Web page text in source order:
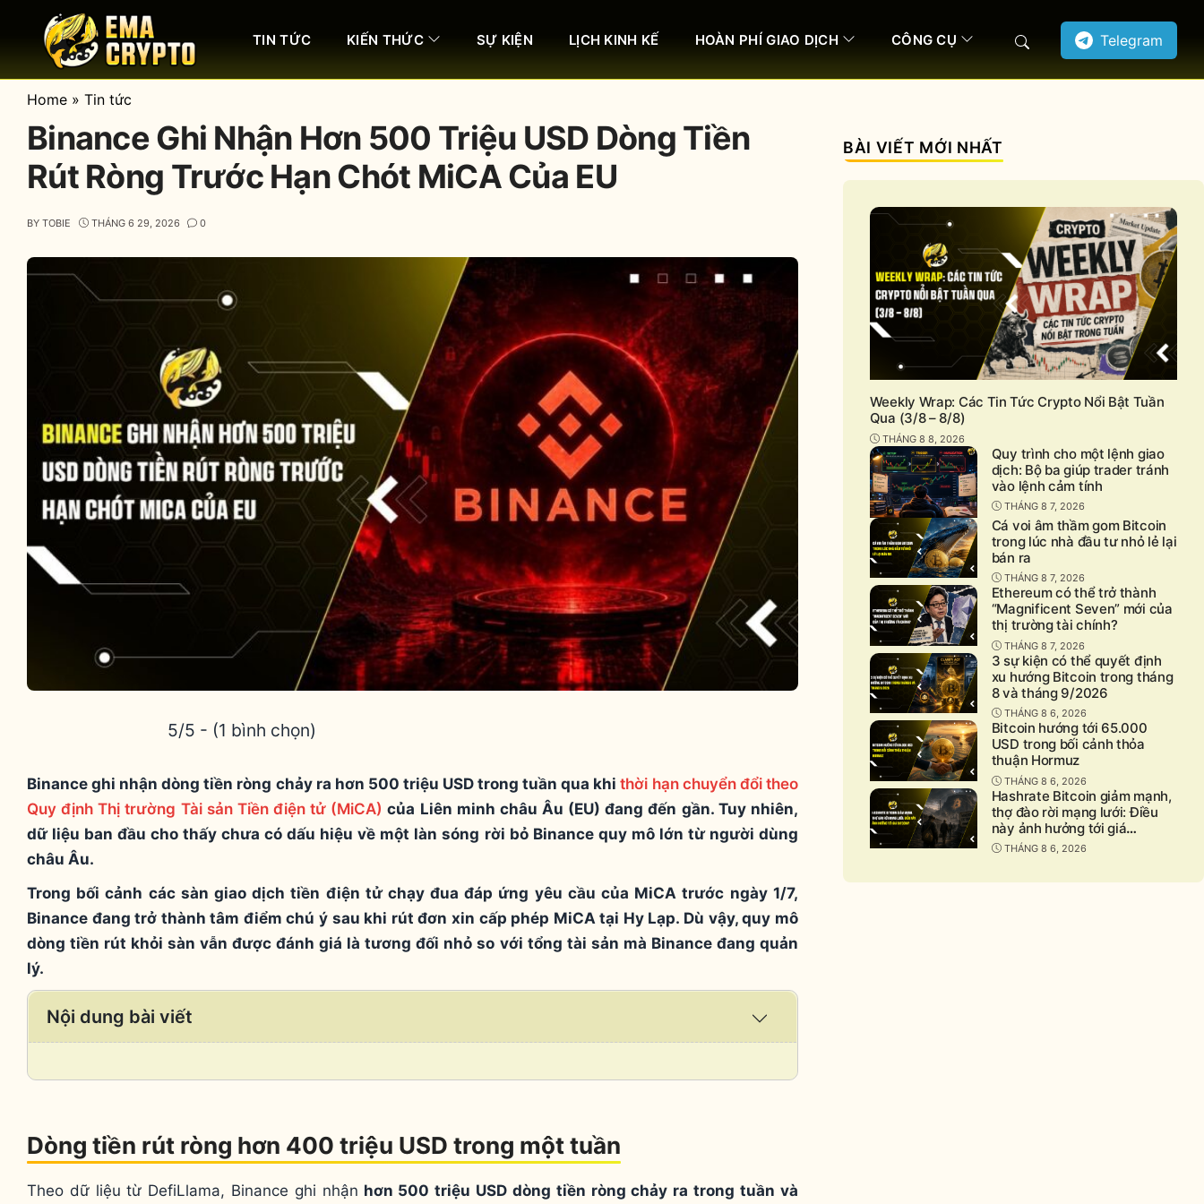
content
TIN TỨC KIẾN THỨC SỰ KIỆN LỊCH KINH KẾ HOÀN PHÍ GIAO DỊCH CÔNG CỤ Search Telegram
Home » Tin tức
Binance Ghi Nhận Hơn 500 Triệu USD Dòng Tiền
Rút Ròng Trước Hạn Chót MiCA Của EU
BY TOBIE THÁNG 6 29, 2026 0
5/5 - (1 bình chọn)
Binance ghi nhận dòng tiền ròng chảy ra hơn 500 triệu USD trong tuần qua khithời hạn chuyển đổi theo
Quy định Thị trường Tài sản Tiền điện tử (MiCA)của Liên minh châu Âu (EU) đang đến gần. Tuy nhiên,
dữ liệu ban đầu cho thấy chưa có dấu hiệu về một làn sóng rời bỏ Binance quy mô lớn từ người dùng
châu Âu.
Trong bối cảnh các sàn giao dịch tiền điện tử chạy đua đáp ứng yêu cầu của MiCA trước ngày 1/7,
Binance đang trở thành tâm điểm chú ý sau khi rút đơn xin cấp phép MiCA tại Hy Lạp. Dù vậy, quy mô
dòng tiền rút khỏi sàn vẫn được đánh giá là tương đối nhỏ so với tổng tài sản mà Binance đang quản
lý.
Nội dung bài viết
/
Dòng tiền rút ròng hơn 400 triệu USD trong một tuần
Theo dữ liệu từ DefiLlama, Binance ghi nhận hơn 500 triệu USD dòng tiền ròng chảy ra trong tuần và
BÀI VIẾT MỚI NHẤT
Weekly Wrap: Các Tin Tức Crypto Nổi Bật Tuần
Qua (3/8 – 8/8)
THÁNG 8 8, 2026
Quy trình cho một lệnh giao
dịch: Bộ ba giúp trader tránh
vào lệnh cảm tính
THÁNG 8 7, 2026
Cá voi âm thầm gom Bitcoin
trong lúc nhà đầu tư nhỏ lẻ lại
bán ra
THÁNG 8 7, 2026
Ethereum có thể trở thành
“Magnificent Seven” mới của
thị trường tài chính?
THÁNG 8 7, 2026
3 sự kiện có thể quyết định
xu hướng Bitcoin trong tháng
8 và tháng 9/2026
THÁNG 8 6, 2026
Bitcoin hướng tới 65.000
USD trong bối cảnh thỏa
thuận Hormuz
THÁNG 8 6, 2026
Hashrate Bitcoin giảm mạnh,
thợ đào rời mạng lưới: Điều
này ảnh hưởng tới giá
Bitcoin?
THÁNG 8 6, 2026